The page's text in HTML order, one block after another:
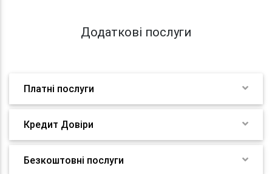
Додаткові послуги
Платні послуги
Кредит Довіри
Безкоштовні послуги